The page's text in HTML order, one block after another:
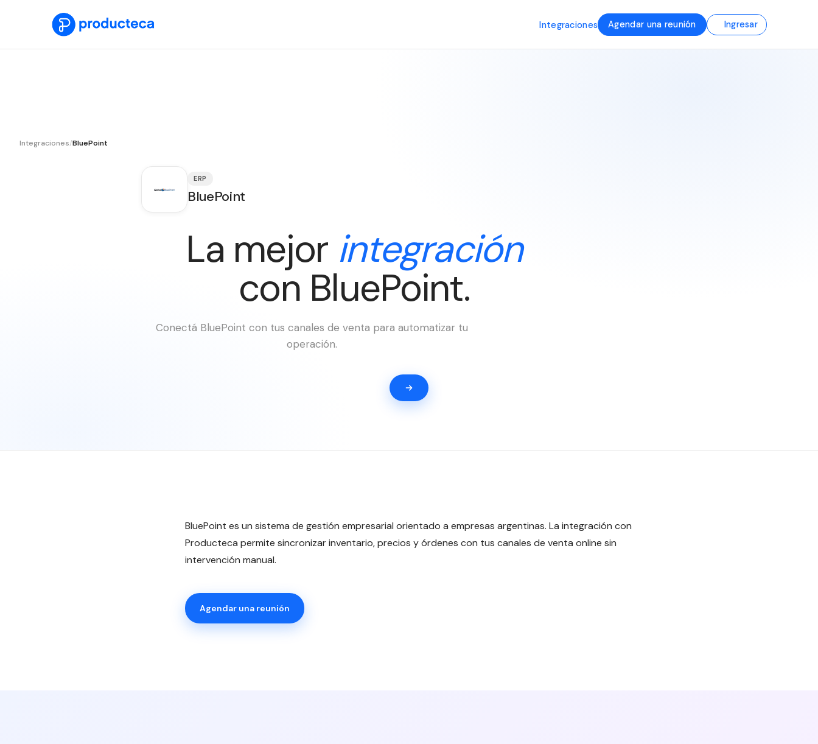
Integraciones Agendar una reunión Ingresar
Integraciones/BluePoint
ERP
BluePoint
La mejor integración
con BluePoint.
Conectá BluePoint con tus canales de venta para automatizar tu
operación.
BluePoint es un sistema de gestión empresarial orientado a empresas argentinas. La integración con
Producteca permite sincronizar inventario, precios y órdenes con tus canales de venta online sin
intervención manual.
Agendar una reunión